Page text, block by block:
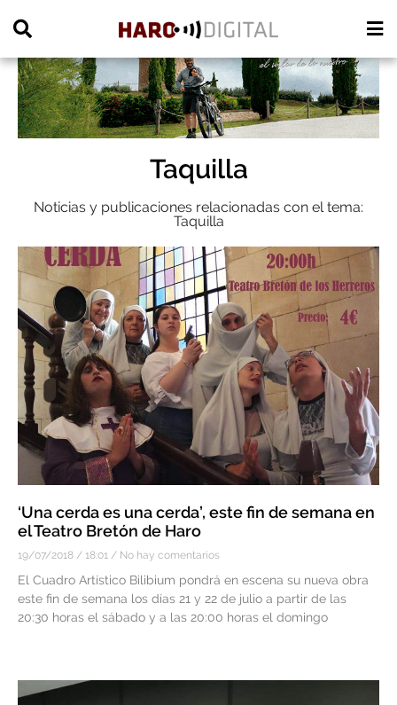
Taquilla
Noticias y publicaciones relacionadas con el tema:
Taquilla
‘Una cerda es una cerda’, este fin de semana en
el Teatro Bretón de Haro
19/07/2018 18:01 No hay comentarios
El Cuadro Artístico Bilibium pondrá en escena su nueva obra
este fin de semana los días 21 y 22 de julio a partir de las
20:30 horas el sábado y a las 20:00 horas el domingo